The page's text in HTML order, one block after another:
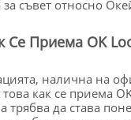
съвет относно
Се Приема OK
налична на
как се приема
трябва да става